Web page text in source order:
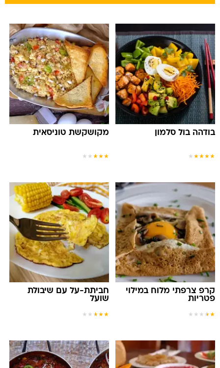
בודהה בול סלמון
★
★
★
★
★
מקושקשת טוניסאית
★
★
★
★
★
קרפ צרפתי מלוח במילוי
פטריות
★
★
★
★
★
חביתת-על עם שיבולת
שועל
★
★
★
★
★